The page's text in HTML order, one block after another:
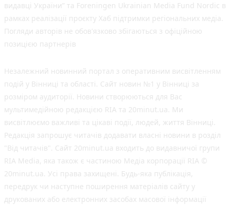
видавці України” та Foreningen Ukrainian Media Fund Nordic в
рамках реалізації проєкту Хаб підтримки регіональних медіа.
Погляди авторів не обов'язково збігаються з офіційною
позицією партнерів
Незалежний новинний портал з оперативним висвітленням
подій у Вінниці та області. Сайт новин №1 у Вінниці за
розміром аудиторії. Новини створюються для Вас
мультимедійною редакцією RIA та 20minut.ua. Ми
висвітлюємо важливі та цікаві події, людей, життя Вінниці.
Редакція запрошує читачів додавати власні новини в розділ
"Від читачів". Сайт 20minut.ua входить до видавничої групи
RIA Media, яка також є частиною Медіа корпорації RIA ©
20minut.ua. Усі права захищені. Будь-яка публiкацiя,
передрук чи наступне поширення матеріалів сайту у
друкованих або електронних засобах масової інформації